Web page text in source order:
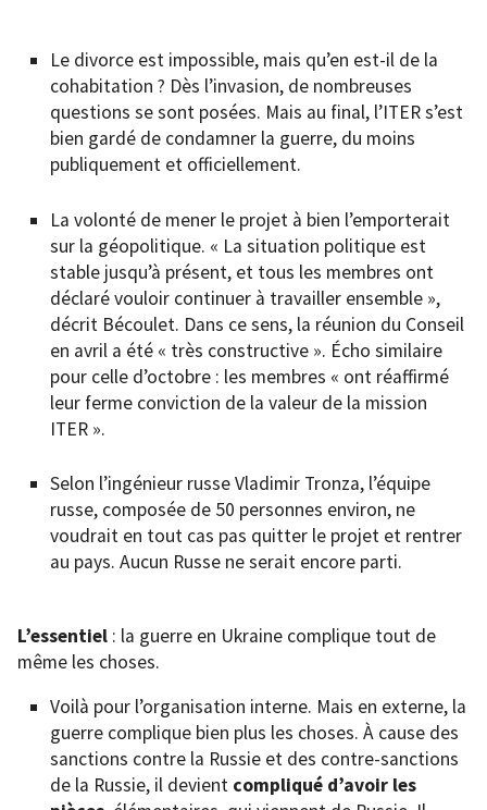
Le divorce est impossible, mais qu’en est-il de la
cohabitation ? Dès l’invasion, de nombreuses
questions se sont posées. Mais au final, l’ITER s’est
bien gardé de condamner la guerre, du moins
publiquement et officiellement.
La volonté de mener le projet à bien l’emporterait
sur la géopolitique. « La situation politique est
stable jusqu’à présent, et tous les membres ont
déclaré vouloir continuer à travailler ensemble »,
décrit Bécoulet. Dans ce sens, la réunion du Conseil
en avril a été « très constructive ». Écho similaire
pour celle d’octobre : les membres « ont réaffirmé
leur ferme conviction de la valeur de la mission
ITER ».
Selon l’ingénieur russe Vladimir Tronza, l’équipe
russe, composée de 50 personnes environ, ne
voudrait en tout cas pas quitter le projet et rentrer
au pays. Aucun Russe ne serait encore parti.
L’essentiel : la guerre en Ukraine complique tout de
même les choses.
Voilà pour l’organisation interne. Mais en externe, la
guerre complique bien plus les choses. À cause des
sanctions contre la Russie et des contre-sanctions
de la Russie, il devient compliqué d’avoir les